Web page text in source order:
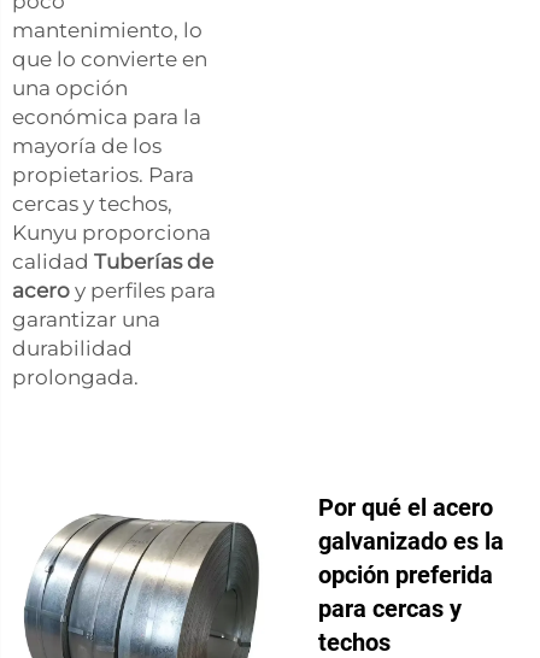
mantenimiento, lo
que lo convierte en
una opción
económica para la
mayoría de los
propietarios. Para
cercas y techos,
Kunyu proporciona
calidad Tuberías de
acero y perfiles para
garantizar una
durabilidad
prolongada.
Por qué el acero
galvanizado es la
opción preferida
para cercas y
techos